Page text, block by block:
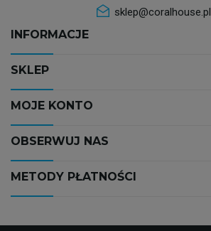
sklep@coralhouse.pl
INFORMACJE
SKLEP
MOJE KONTO
OBSERWUJ NAS
METODY PŁATNOŚCI